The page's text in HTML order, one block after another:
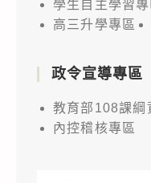
學生自主學習專
高三升學專區
政令宣導專區
教育部108課綱
內控稽核專區